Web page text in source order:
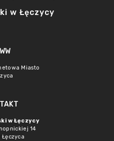
w Łęczycy
Miasto
w Łęczycy
14